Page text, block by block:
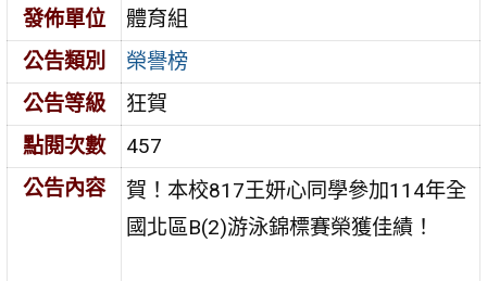
發佈單位
體育組
公告類別
榮譽榜
公告等級
狂賀
點閱次數
457
公告內容
賀！本校817王妍心同學參加114年全
國北區B(2)游泳錦標賽榮獲佳績！